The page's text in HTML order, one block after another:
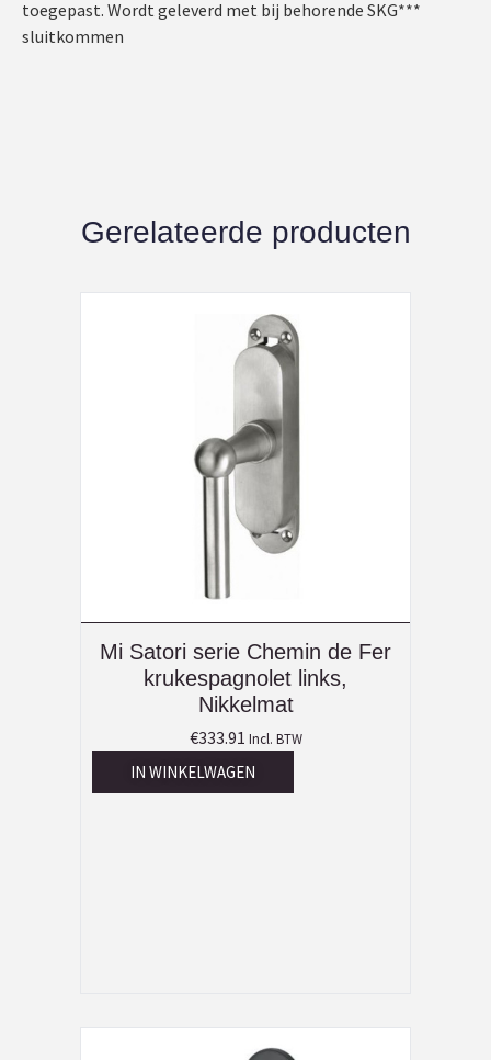
toegepast. Wordt geleverd met bij behorende SKG***
sluitkommen
Gerelateerde producten
Mi Satori serie Chemin de Fer
krukespagnolet links,
Nikkelmat
€333.91 Incl. BTW
IN WINKELWAGEN